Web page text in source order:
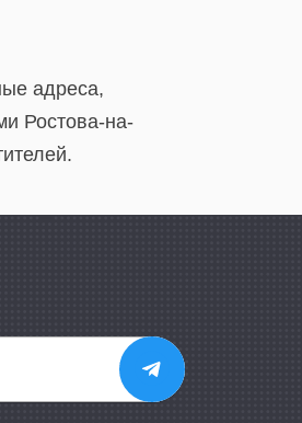
адреса,
Ростова-на-